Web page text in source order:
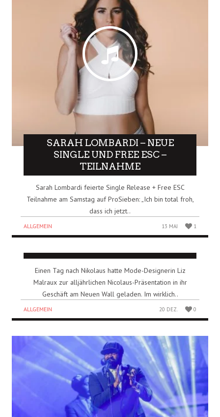
SARAH LOMBARDI – NEUE
SINGLE UND FREE ESC –
TEILNAHME
Sarah Lombardi feierte Single Release + Free ESC
Teilnahme am Samstag auf ProSieben: „Ich bin total froh,
dass ich jetzt..
ALLGEMEIN 13 MAI 1
Einen Tag nach Nikolaus hatte Mode-Designerin Liz
Malraux zur alljährlichen Nicolaus-Präsentation in ihr
Geschäft am Neuen Wall geladen. Im wirklich..
ALLGEMEIN 20 DEZ. 0